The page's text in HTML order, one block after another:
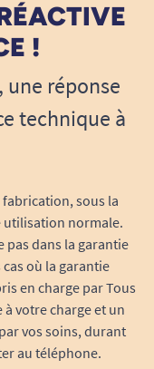
!
réponse
technique à
sous la
normale.
dans la garantie
où la garantie
en charge par Tous
votre charge et un
vos soins, durant
au téléphone.